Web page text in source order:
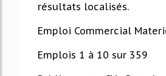
résultats localisés.
Emploi Commercial
Emplois 1 à 10 sur 359